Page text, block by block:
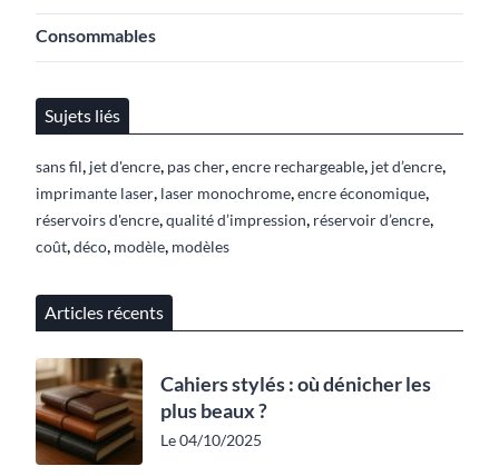
Consommables
Sujets liés
sans fil, jet d'encre, pas cher,encre rechargeable, jet d’encre,
imprimante laser, laser monochrome,encre économique,
réservoirs d'encre,qualité d’impression, réservoir d’encre,
coût,déco, modèle, modèles
Articles récents
Cahiers stylés : où dénicher les
plus beaux ?
Le 04/10/2025